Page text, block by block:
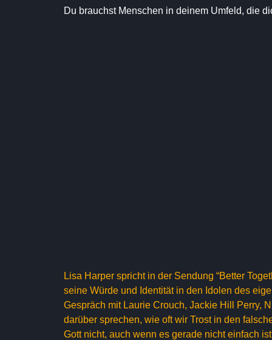
Du brauchst Menschen in deinem Umfeld, die
Lisa Harper spricht in der Sendung “Better
seine Würde und Identität in den Idolen des
Gespräch mit Laurie Crouch, Jackie Hill Perry,
darüber sprechen, wie oft wir Trost in den
Gott nicht, auch wenn es gerade nicht einfach